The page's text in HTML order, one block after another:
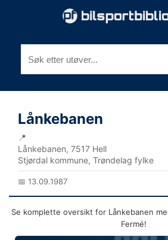
Lånkebanen
📍
Lånkebanen, 7517 Hell
Stjørdal kommune, Trøndelag fylke
📅 13.09.1987
Se komplette oversikt for Lånkebanen
Fermé!